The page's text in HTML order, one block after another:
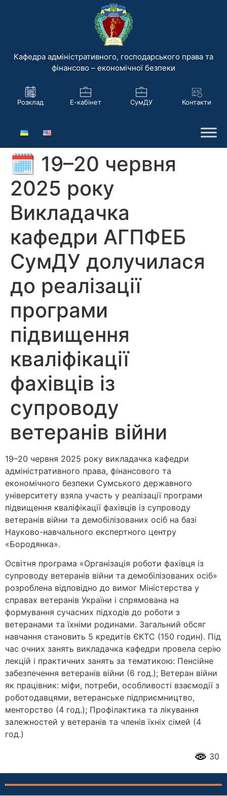
Кафедра адміністративного, господарського права та
фінансово – економічної безпеки
Розклад Е-кабінет СумДУ Контакти
🗓 19–20 червня
2025 року
Викладачка
кафедри АГПФЕБ
СумДУ долучилася
до реалізації
програми
підвищення
кваліфікації
фахівців із
супроводу
ветеранів війни
19–20 червня 2025 року викладачка кафедри
адміністративного права, фінансового та
економічного безпеки Сумського державного
університету взяла участь у реалізації програми
підвищення кваліфікації фахівців із супроводу
ветеранів війни та демобілізованих осіб на базі
Науково-навчального експертного центру
«Бородянка».
Освітня програма «Організація роботи фахівця із
супроводу ветеранів війни та демобілізованих осіб»
розроблена відповідно до вимог Міністерства у
справах ветеранів України і спрямована на
формування сучасних підходів до роботи з
ветеранами та їхніми родинами. Загальний обсяг
навчання становить 5 кредитів ЄКТС (150 годин). Під
час очних занять викладачка кафедри провела серію
лекцій і практичних занять за тематикою: Пенсійне
забезпечення ветеранів війни (6 год.); Ветеран війни
як працівник: міфи, потреби, особливості взаємодії з
роботодавцями, ветеранське підприємництво,
менторство (4 год.); Профілактика та лікування
залежностей у ветеранів та членів їхніх сімей (4
год.)
30